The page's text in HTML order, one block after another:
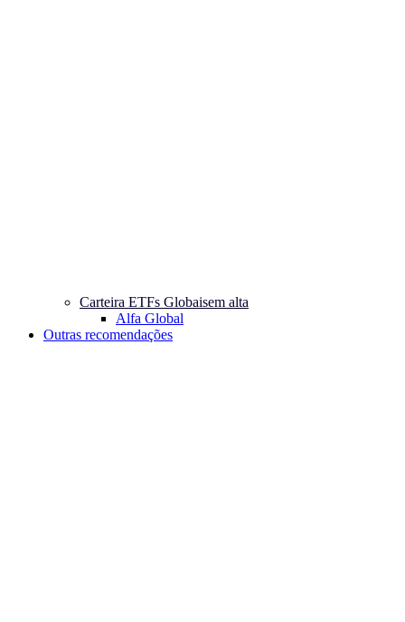
Carteira ETFs Globaisem alta
Alfa Global
Outras recomendações